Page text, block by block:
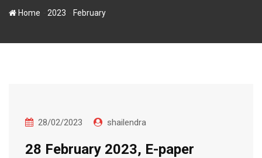
Home 2023 February
28/02/2023 shailendra
28 February 2023, E-paper